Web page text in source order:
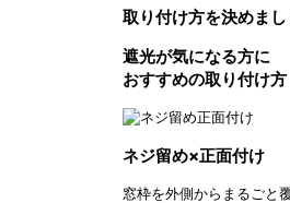
取り付け方を決めまし
遮光が気になる方に
おすすめの取り付け方
ネジ留め×正面付け
窓枠を外側からまるごと